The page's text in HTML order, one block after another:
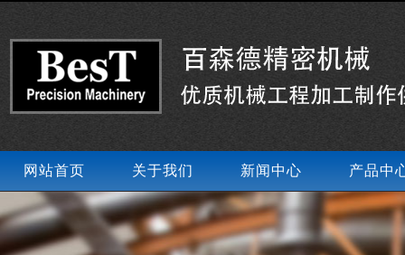
网站首页 关于我们 新闻中心 产品中